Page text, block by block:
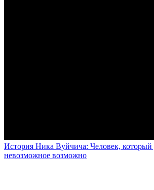
История Ника Вуйчича: Человек, который
невозможное возможно